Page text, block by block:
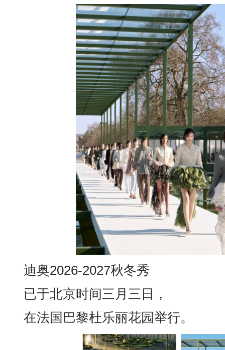
迪奥2026-2027秋冬秀
已于北京时间三月三日，
在法国巴黎杜乐丽花园举行。